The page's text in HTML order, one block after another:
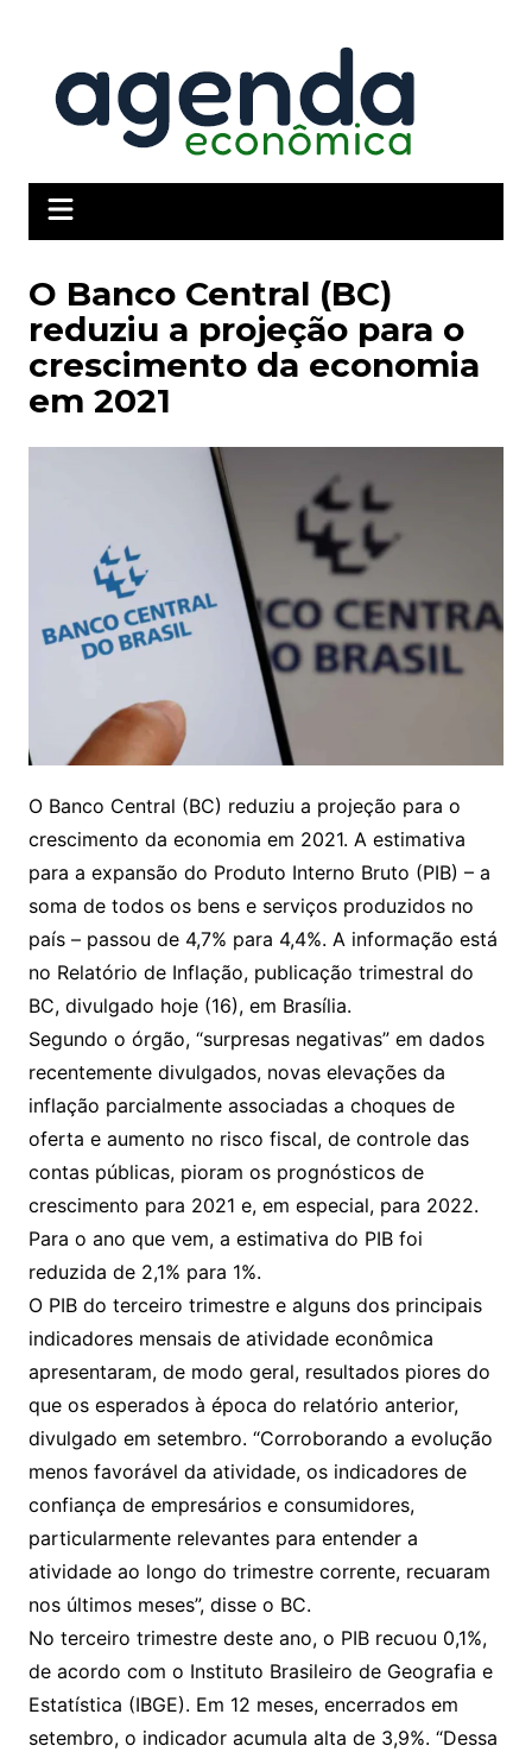
conteúdo
O Banco Central (BC)
reduziu a projeção para o
crescimento da economia
em 2021
O Banco Central (BC) reduziu a projeção para o
crescimento da economia em 2021. A estimativa
para a expansão do Produto Interno Bruto (PIB) – a
soma de todos os bens e serviços produzidos no
país – passou de 4,7% para 4,4%. A informação está
no Relatório de Inflação, publicação trimestral do
BC, divulgado hoje (16), em Brasília.
Segundo o órgão, “surpresas negativas” em dados
recentemente divulgados, novas elevações da
inflação parcialmente associadas a choques de
oferta e aumento no risco fiscal, de controle das
contas públicas, pioram os prognósticos de
crescimento para 2021 e, em especial, para 2022.
Para o ano que vem, a estimativa do PIB foi
reduzida de 2,1% para 1%.
O PIB do terceiro trimestre e alguns dos principais
indicadores mensais de atividade econômica
apresentaram, de modo geral, resultados piores do
que os esperados à época do relatório anterior,
divulgado em setembro. “Corroborando a evolução
menos favorável da atividade, os indicadores de
confiança de empresários e consumidores,
particularmente relevantes para entender a
atividade ao longo do trimestre corrente, recuaram
nos últimos meses”, disse o BC.
No terceiro trimestre deste ano, o PIB recuou 0,1%,
de acordo com o Instituto Brasileiro de Geografia e
Estatística (IBGE). Em 12 meses, encerrados em
setembro, o indicador acumula alta de 3,9%. “Dessa